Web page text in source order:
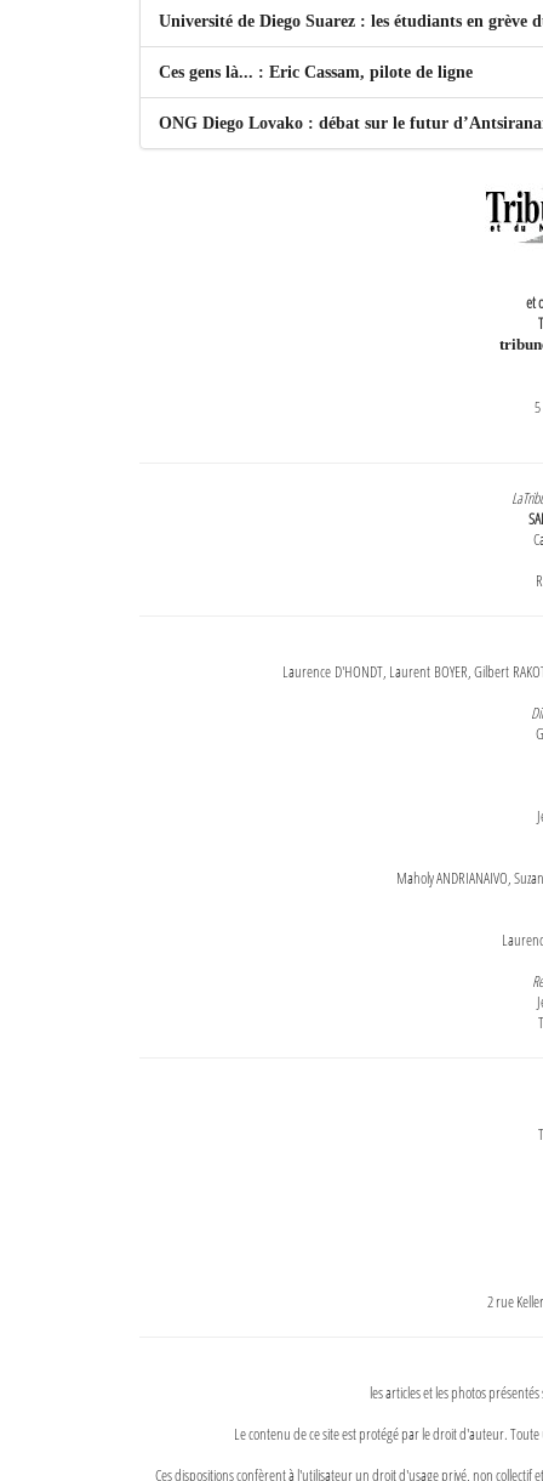
Université de Diego Suarez : les étudiants en grève
Ces gens là... : Eric Cassam, pilote de ligne
ONG Diego Lovako : débat sur le futur
et
Laurence D'HONDT, Laurent BOYER, Gilbert
Maholy ANDRIANAIVO,
2 rue
les articles et les photos
Le contenu de ce site est protégé par le droit d'auteur.
Ces dispositions confèrent à l'utilisateur un droit d'usage privé, non